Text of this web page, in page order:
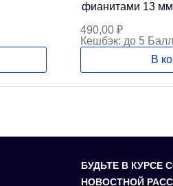
фианитами 13
490,00 ₽
Кешбэк: до 5
В
БУДЬТЕ В
НОВОСТНОЙ